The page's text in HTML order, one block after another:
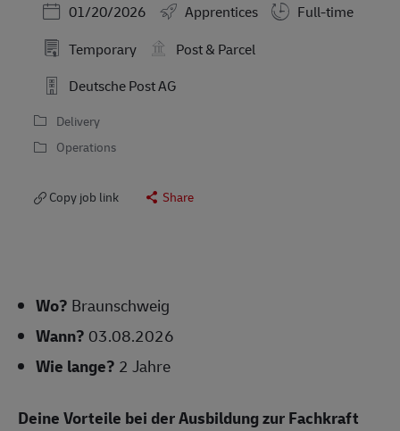
Posted Date
01/20/2026 Apprentices
Full-time
Temporary
Post & Parcel
Deutsche Post AG
Delivery
Operations
Copy job link Share
Wo? Braunschweig
Wann? 03.08.2026
Wie lange? 2 Jahre
Deine Vorteile bei der Ausbildung zur Fachkraft